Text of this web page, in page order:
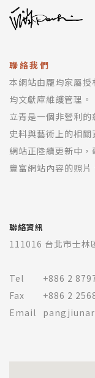
聯絡我們
本網站由龎均家屬
均文獻庫維護管理。
立青是一個非營利
史料與藝術上的相關
網站正陸續更新中
豐富網站內容的照片
聯絡資訊
111016 台北市士林
Tel
+886 2
Fax
+886 2
Email